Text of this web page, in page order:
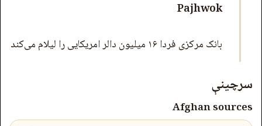
Pajhwok
بانک مرکزی فردا ۱۶ میلیون دالر امریکایی را لیلام می‌کند
سرچینې
Afghan sources